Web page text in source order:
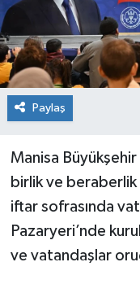
Paylaş
Manisa Büyükşehir
birlik ve beraberlik
iftar sofrasında
Pazaryeri’nde
ve vatandaşlar